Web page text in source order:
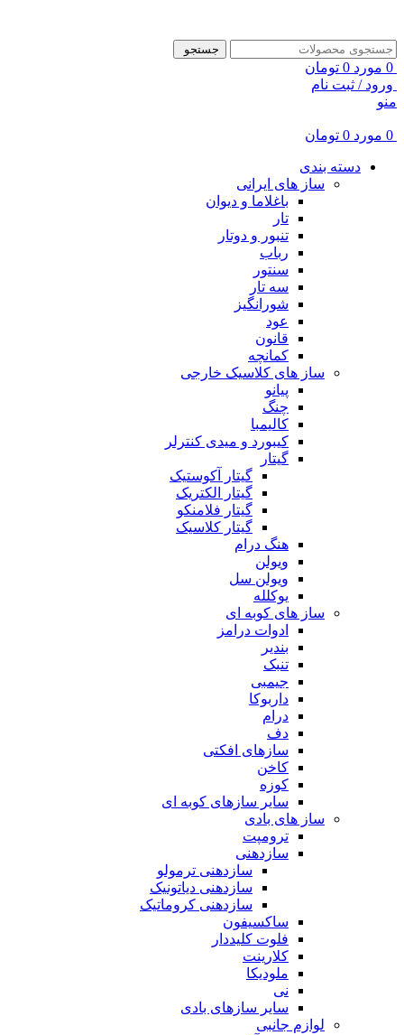
جستجو
0 مورد 0 تومان
ورود / ثبت نام
منو
0 مورد 0 تومان
دسته بندی
ساز های ایرانی
باغلاما و دیوان
تار
تنبور و دوتار
رباب
سنتور
سه تار
شورانگیز
عود
قانون
کمانچه
ساز های کلاسیک خارجی
پیانو
چنگ
کالیمبا
کیبورد و میدی کنترلر
گیتار
گیتار آکوستیک
گیتار الکتریک
گیتار فلامنکو
گیتار کلاسیک
هنگ درام
ویولن
ویولن سل
یوکلله
ساز های کوبه ای
ادوات درامز
بندیر
تنبک
جیمبی
داربوکا
درام
دف
سازهای افکتی
کاخن
کوزه
سایر سازهای کوبه ای
ساز های بادی
ترومپت
سازدهنی
سازدهنی ترمولو
سازدهنی دیاتونیک
سازدهنی کروماتیک
ساکسیفون
فلوت کلیددار
کلارینت
ملودیکا
نی
سایر سازهای بادی
لوازم جانبی